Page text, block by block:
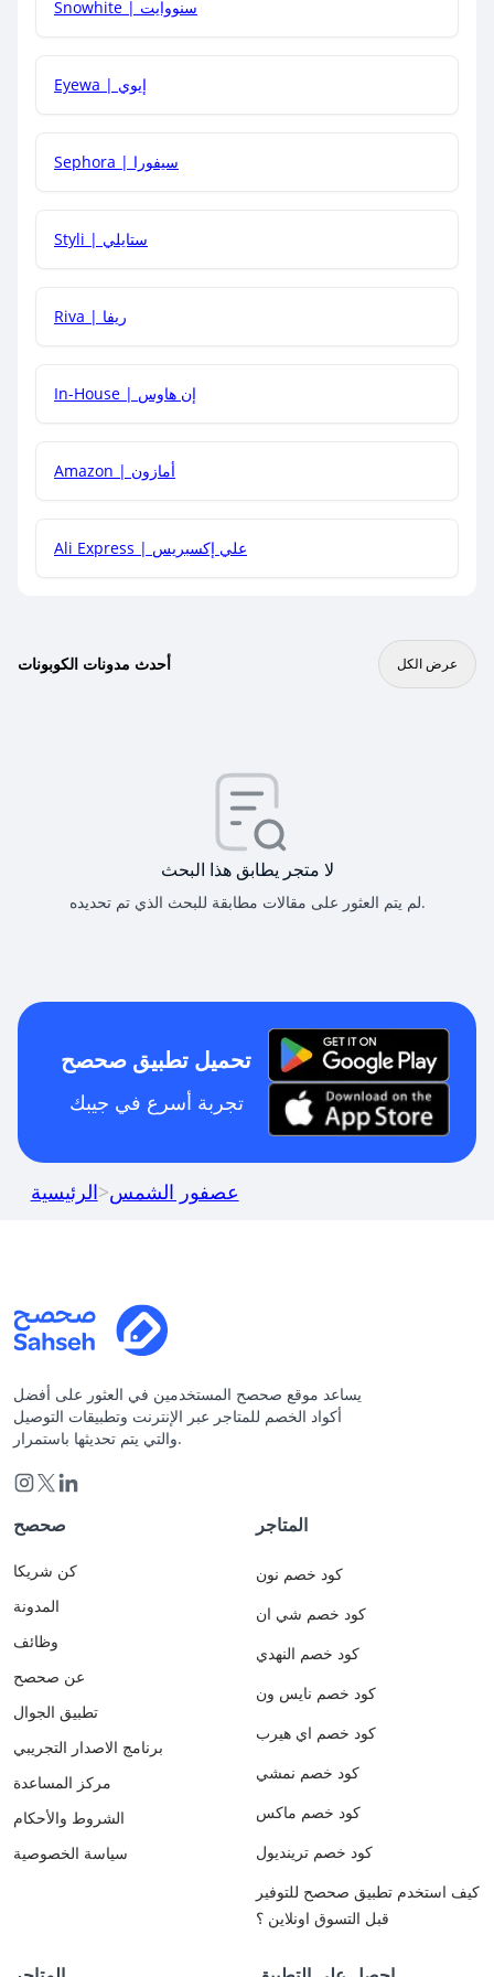
هل يمكنني جمع كود خصم مع العروض الأخرى؟
Snowhite | سنووايت
Eyewa | إيوي
Sephora | سيفورا
Styli | ستايلي
Riva | ريفا
In-House | إن هاوس
Amazon | أمازون
Ali Express | علي إكسبريس
أحدث مدونات الكوبونات عرض الكل
لا متجر يطابق هذا البحث
لم يتم العثور على مقالات مطابقة للبحث الذي تم تحديده.
تحميل تطبيق صحصح
تجربة أسرع في جيبك
الرئيسية>عصفور الشمس
يساعد موقع صحصح المستخدمين في العثور على أفضل
أكواد الخصم للمتاجر عبر الإنترنت وتطبيقات التوصيل
والتي يتم تحديثها باستمرار.
صحصح
كن شريكا
المدونة
وظائف
عن صحصح
تطبيق الجوال
برنامج الاصدار التجريبي
مركز المساعدة
الشروط والأحكام
سياسة الخصوصية
المتاجر
كود خصم نون
كود خصم شي ان
كود خصم النهدي
كود خصم نايس ون
كود خصم اي هيرب
كود خصم نمشي
كود خصم ماكس
كود خصم ترينديول
كيف استخدم تطبيق صحصح للتوفير
قبل التسوق اونلاين ؟